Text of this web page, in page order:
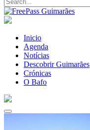
Inicio
Agenda
Notícias
Descobrir Guimarães
Crónicas
O Bafo